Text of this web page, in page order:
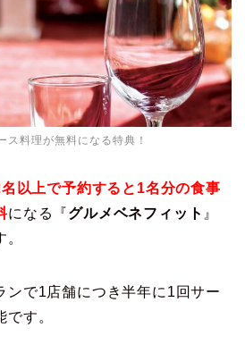
ス料理が無料になる特典！
以上で予約すると1名分の食事
になる『グルメベネフィット 』
ンで1店舗につき半年に1回サー
す。